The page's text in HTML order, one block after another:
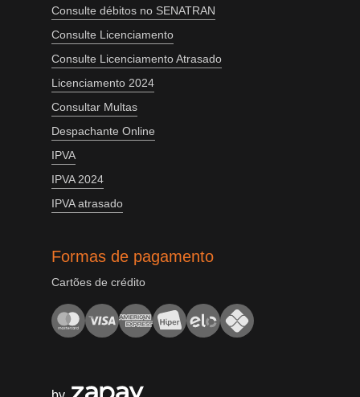
Consulte débitos no SENATRAN
Consulte Licenciamento
Consulte Licenciamento Atrasado
Licenciamento 2024
Consultar Multas
Despachante Online
IPVA
IPVA 2024
IPVA atrasado
Formas de pagamento
Cartões de crédito